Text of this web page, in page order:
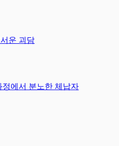
운 괴담
에서 분노한 체납자